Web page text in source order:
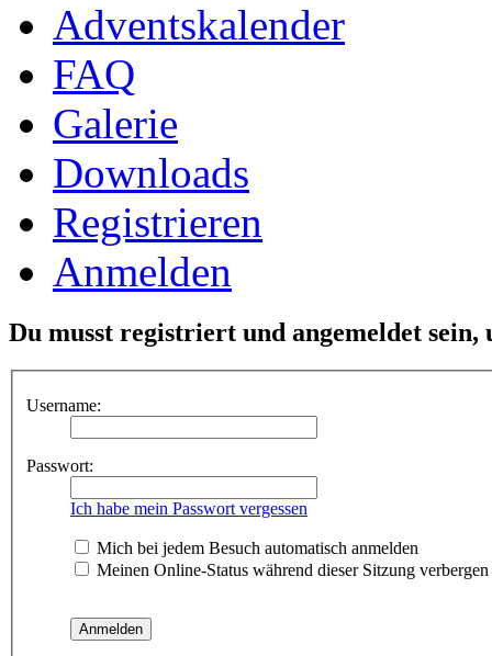
Adventskalender
FAQ
Galerie
Downloads
Registrieren
Anmelden
Du musst registriert und angemeldet sein,
Username:
Passwort:
Ich habe mein Passwort vergessen
Mich bei jedem Besuch automatisch anmelden
Meinen Online-Status während dieser Sitzung verbergen